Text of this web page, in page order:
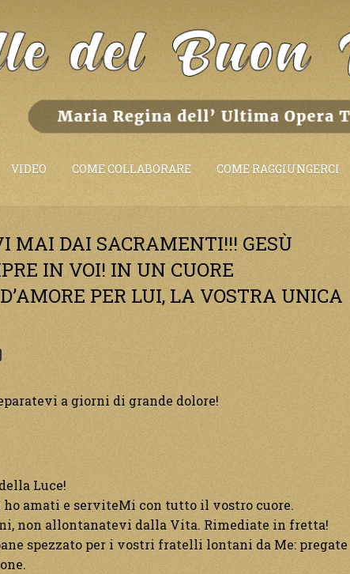
VIDEO COME COLLABORARE COME RAGGIUNGERCI
MAI DAI SACRAMENTI!!! GESÙ
IN VOI! IN UN CUORE
PER LUI, LA VOSTRA UNICA
a giorni di grande dolore!
Luce!
amati e serviteMi con tutto il vostro cuore.
non allontanatevi dalla Vita. Rimediate in fretta!
spezzato per i vostri fratelli lontani da Me: pregate